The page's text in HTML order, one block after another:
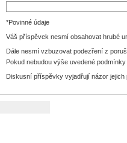
*Povinné údaje
Váš příspěvek nesmí obsahovat hrubé
Dále nesmí vzbuzovat podezření z
Pokud nebudou výše uvedené
Diskusní příspěvky vyjadřují názor jejich